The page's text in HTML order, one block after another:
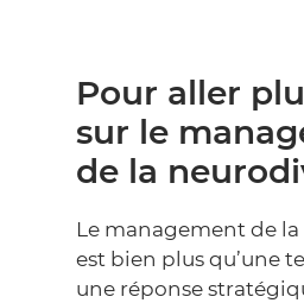
Pour aller
sur le
de la
Le management de
est bien plus qu’une
une réponse